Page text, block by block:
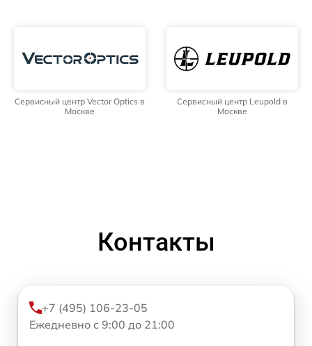
Сервисный центр Vector Optics в
Москве
Сервисный центр Leupold в
Москве
Контакты
+7 (495) 106-23-05
Ежедневно с 9:00 до 21:00